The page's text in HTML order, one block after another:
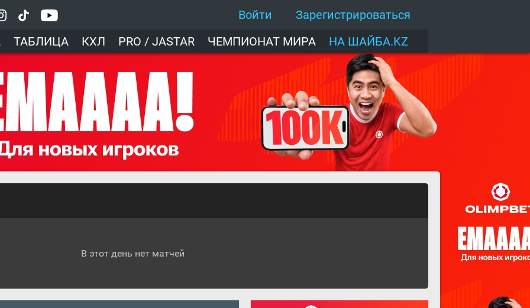
Войти
Зарегистрироваться
ТАБЛИЦА КХЛ PRO / JASTAR ЧЕМПИОНАТ МИРА НА ШАЙБА.KZ
В этот день нет матчей